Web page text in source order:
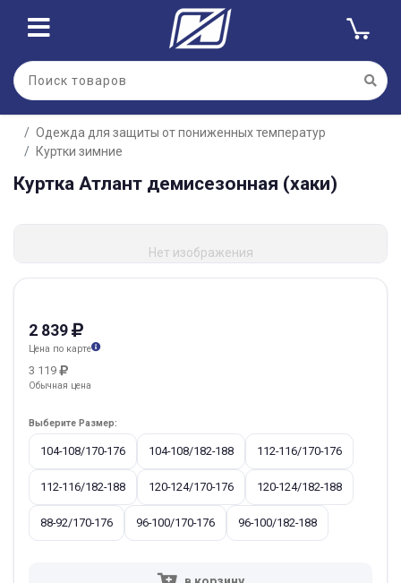
Одежда для защиты от пониженных температур
Куртки зимние
Куртка Атлант демисезонная (хаки)
Нет изображения
2 839
Цена по карте
3 119
Обычная цена
Выберите Размер:
104-108/170-176 104-108/182-188 112-116/170-176
112-116/182-188 120-124/170-176 120-124/182-188
88-92/170-176 96-100/170-176 96-100/182-188